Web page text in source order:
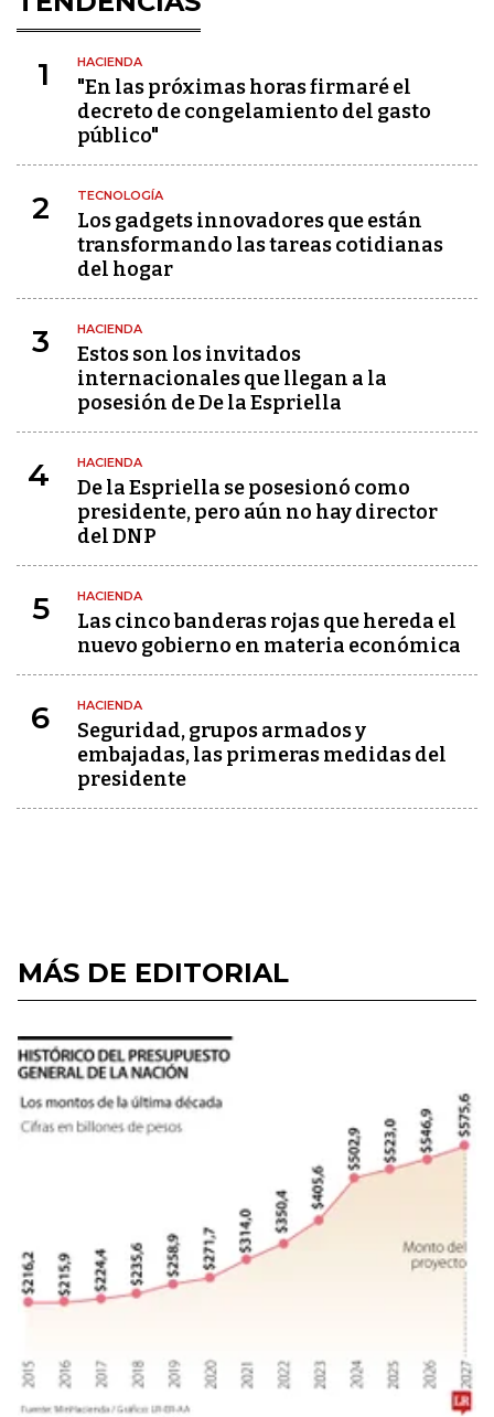
1 HACIENDA
"En las próximas horas firmaré el
decreto de congelamiento del gasto
público"
2 TECNOLOGÍA
Los gadgets innovadores que están
transformando las tareas cotidianas
del hogar
3 HACIENDA
Estos son los invitados
internacionales que llegan a la
posesión de De la Espriella
4 HACIENDA
De la Espriella se posesionó como
presidente, pero aún no hay director
del DNP
5 HACIENDA
Las cinco banderas rojas que hereda el
nuevo gobierno en materia económica
6 HACIENDA
Seguridad, grupos armados y
embajadas, las primeras medidas del
presidente
MÁS DE EDITORIAL